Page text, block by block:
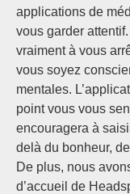
applications de
vous garder
vraiment à vous
vous soyez
mentales.
point vous vous
encouragera à
delà du bonheur,
De plus, nous
d’accueil de